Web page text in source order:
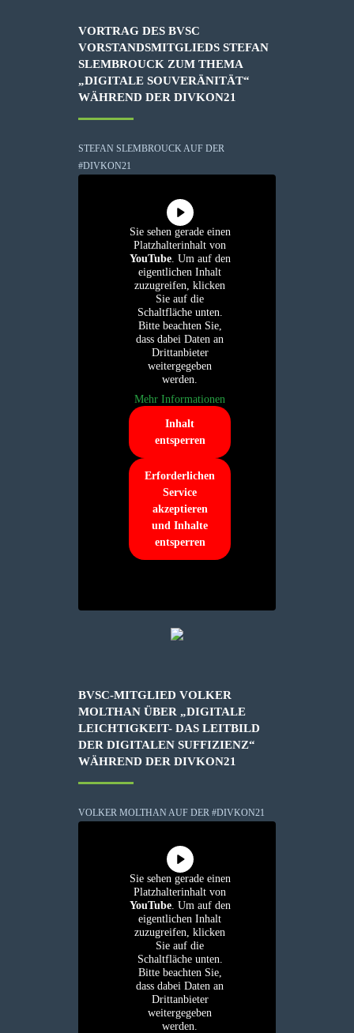
VORTRAG DES BVSC
VORSTANDSMITGLIEDS STEFAN
SLEMBROUCK ZUM THEMA
„DIGITALE SOUVERÄNITÄT“
WÄHREND DER DIVKON21
STEFAN SLEMBROUCK AUF DER
#DIVKON21
Sie sehen gerade einen
Platzhalterinhalt von
YouTube. Um auf den
eigentlichen Inhalt
zuzugreifen, klicken
Sie auf die
Schaltfläche unten.
Bitte beachten Sie,
dass dabei Daten an
Drittanbieter
weitergegeben
werden.
Mehr Informationen
Inhalt
entsperren
Erforderlichen
Service
akzeptieren
und Inhalte
entsperren
BVSC-MITGLIED VOLKER
MOLTHAN ÜBER „DIGITALE
LEICHTIGKEIT- DAS LEITBILD
DER DIGITALEN SUFFIZIENZ“
WÄHREND DER DIVKON21
VOLKER MOLTHAN AUF DER #DIVKON21
Sie sehen gerade einen
Platzhalterinhalt von
YouTube. Um auf den
eigentlichen Inhalt
zuzugreifen, klicken
Sie auf die
Schaltfläche unten.
Bitte beachten Sie,
dass dabei Daten an
Drittanbieter
weitergegeben
werden.